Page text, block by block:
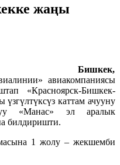
жаңы
Бишкек,
авиакомпаниясы
«Красноярск-Бишкек-
каттам ачууну
«Манас» эл аралык
билдиришти.
1 жолу – жекшемби